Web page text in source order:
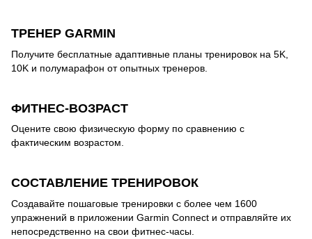
ТРЕНЕР GARMIN
Получите бесплатные адаптивные планы тренировок на 5K,
10K и полумарафон от опытных тренеров.
ФИТНЕС-ВОЗРАСТ
Оцените свою физическую форму по сравнению с
фактическим возрастом.
СОСТАВЛЕНИЕ ТРЕНИРОВОК
Создавайте пошаговые тренировки с более чем 1600
упражнений в приложении Garmin Connect и отправляйте их
непосредственно на свои фитнес-часы.